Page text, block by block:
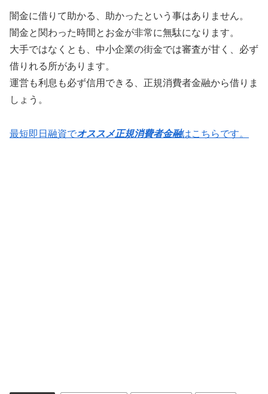
闇金に借りて助かる、助かったという事はありません。
闇金と関わった時間とお金が非常に無駄になります。
大手ではなくとも、中小企業の街金では審査が甘く、必ず
借りれる所があります。
運営も利息も必ず信用できる、正規消費者金融から借りま
しょう。
最短即日融資でオススメ正規消費者金融はこちらです。